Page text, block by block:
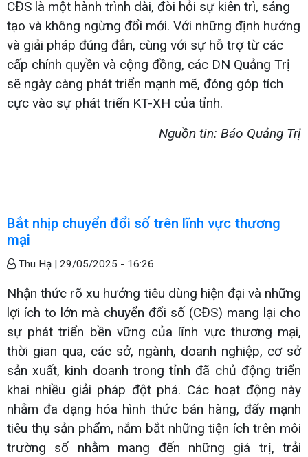
CĐS là một hành trình dài, đòi hỏi sự kiên trì, sáng
tạo và không ngừng đổi mới. Với những định hướng
và giải pháp đúng đắn, cùng với sự hỗ trợ từ các
cấp chính quyền và cộng đồng, các DN Quảng Trị
sẽ ngày càng phát triển mạnh mẽ, đóng góp tích
cực vào sự phát triển KT-XH của tỉnh.
Nguồn tin: Báo Quảng Trị
Bắt nhịp chuyển đổi số trên lĩnh vực thương
mại
Thu Hạ | 29/05/2025 - 16:26
Nhận thức rõ xu hướng tiêu dùng hiện đại và những
lợi ích to lớn mà chuyển đổi số (CĐS) mang lại cho
sự phát triển bền vững của lĩnh vực thương mại,
thời gian qua, các sở, ngành, doanh nghiệp, cơ sở
sản xuất, kinh doanh trong tỉnh đã chủ động triển
khai nhiều giải pháp đột phá. Các hoạt động này
nhằm đa dạng hóa hình thức bán hàng, đẩy mạnh
tiêu thụ sản phẩm, nắm bắt những tiện ích trên môi
trường số nhằm mang đến những giá trị, trải